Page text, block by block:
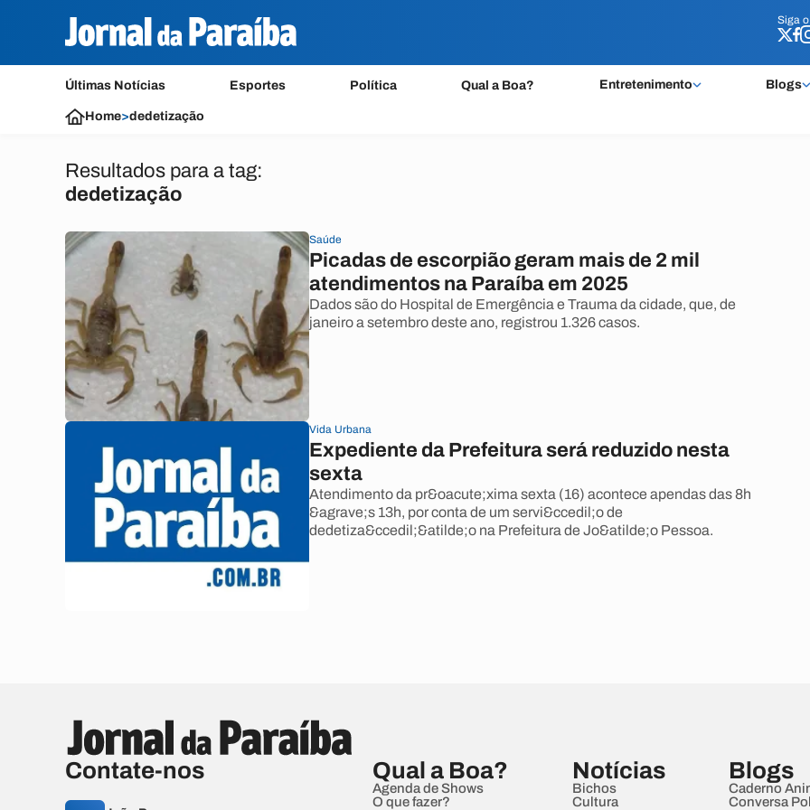
Siga o
Últimas Notícias Esportes Política Qual a Boa? Entretenimento Blogs
Siga o
Home>dedetização
Resultados para a tag:
dedetização
Saúde
Picadas de escorpião geram mais de 2 mil
atendimentos na Paraíba em 2025
Dados são do Hospital de Emergência e Trauma da cidade, que, de
janeiro a setembro deste ano, registrou 1.326 casos.
Vida Urbana
Expediente da Prefeitura será reduzido nesta
sexta
Atendimento da pr&oacute;xima sexta (16) acontece apendas das 8h
&agrave;s 13h, por conta de um servi&ccedil;o de
dedetiza&ccedil;&atilde;o na Prefeitura de Jo&atilde;o Pessoa.
Contate-nos Qual a Boa?
Agenda de Shows
O que fazer?
Notícias
Bichos
Cultura
Blogs
Caderno
Conversa